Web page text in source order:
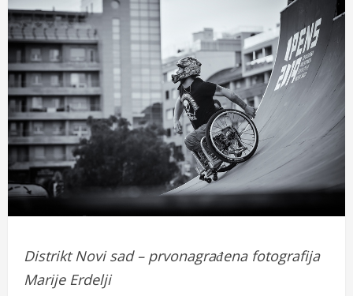
Distrikt Novi sad – prvonagrađena fotografija
Marije Erdelji